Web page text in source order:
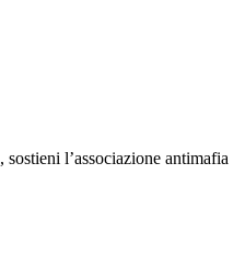
l’associazione antimafia